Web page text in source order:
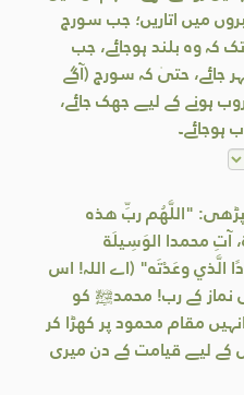
میں اتاریں؛ جب سورج
کہ وہ بلند ہوجائے، جب
جائے، حتیٰ کہ سورج (آگے
ہونے کے لیے جھک جائے،
ہوجائے۔
"اللَّهُم ربِّ هذه
آتِ محمدا الوَسِيلَة
الَّذي وعَدْتَه" (اے اللہ! اس
نماز کے رب! محمدﷺ کو
مقام محمود پر کھڑا کر
کے لیے قیامت کے دن میری